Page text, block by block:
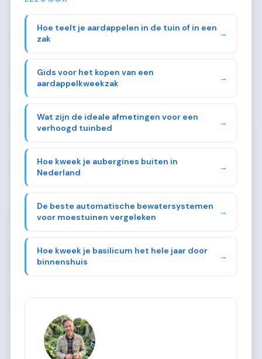
Hoe teelt je aardappelen in de tuin of in een
zak
→
Gids voor het kopen van een
aardappelkweekzak
→
Wat zijn de ideale afmetingen voor een
verhoogd tuinbed
→
Hoe kweek je aubergines buiten in
Nederland
→
De beste automatische bewatersystemen
voor moestuinen vergeleken
→
Hoe kweek je basilicum het hele jaar door
binnenshuis
→